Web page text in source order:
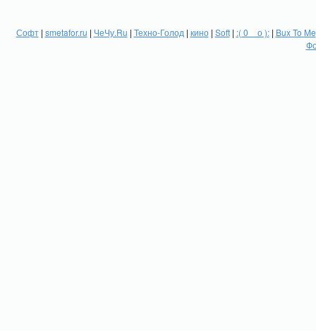
Софт| smetafor.ru | ЧеЧу.Ru | Техно-Голод | кино| Soft| :( 0 _ о ):| Bux To Me